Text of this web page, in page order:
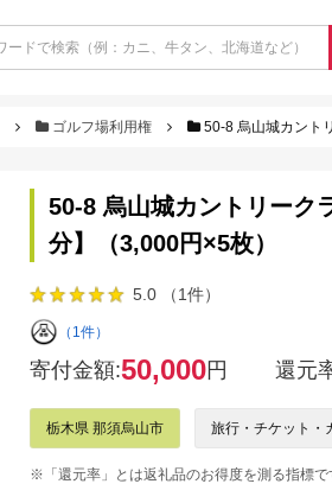
ゴルフ場利用権 50-8 烏山城カント
50-8 烏山城カントリーク
分】（3,000円×5枚）
5.0 （1件）
（1件）
寄付金額:50,000円 還元
栃木県 那須烏山市 旅行・チケット・
※「還元率」とは返礼品のお得度を測る指標で